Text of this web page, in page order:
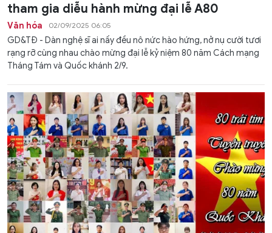
tham gia diễu hành mừng đại lễ A80
Văn hóa 02/09/2025 06:05
GD&TĐ - Dàn nghệ sĩ ai nấy đều nô nức hào hứng, nở nụ cười tươi
rạng rỡ cùng nhau chào mừng đại lễ kỷ niệm 80 năm Cách mạng
Tháng Tám và Quốc khánh 2/9.